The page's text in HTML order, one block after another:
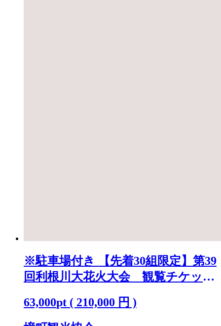
※駐車場付き 【先着30組限定】第39
回利根川大花火大会 観覧チケット
63,000pt ( 210,000 円 )